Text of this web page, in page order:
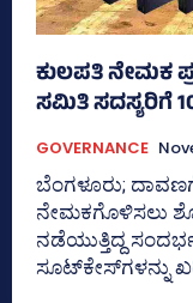
ಕುಲಪತಿ ನೇಮಕ
ಸಮಿತಿ ಸದಸ್ಯರಿಗೆ
GOVERNANCE
ಬೆಂಗಳೂರು;
ನೇಮಕಗೊಳಿಸಲು
ನಡೆಯುತ್ತಿದ್ದ
ಸೂಟ್‌ಕೇಸ್‌ಗಳನ್ನು